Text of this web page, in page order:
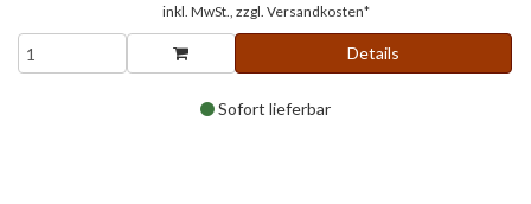
inkl. MwSt., zzgl. Versandkosten*
Details
Sofort lieferbar